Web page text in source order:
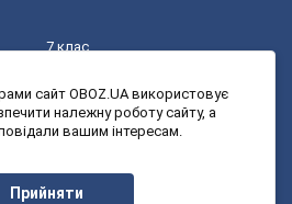
7 клас
9 клас
сайт OBOZ.UA використовує
належну роботу сайту, а
вашим інтересам.
Прийняти